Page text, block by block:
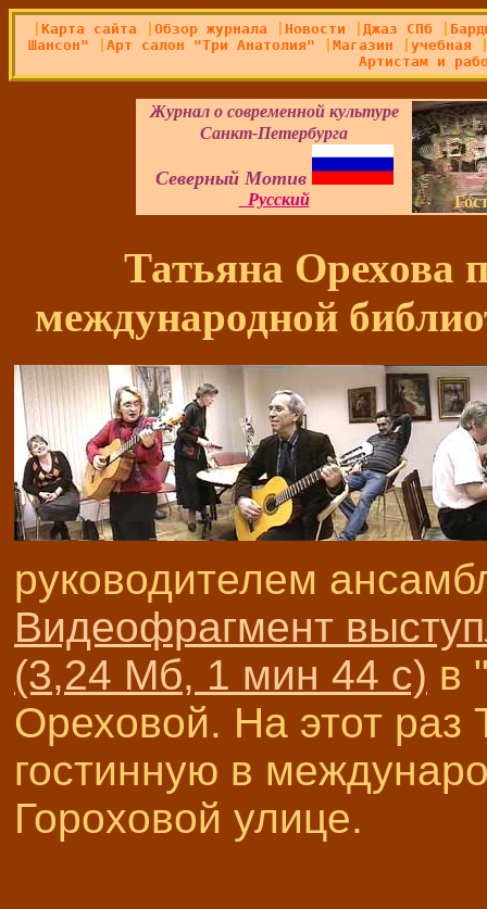
Карта сайта Обзор журнала Новости Джаз СПб
Шансон"
Арт салон "Три Анатолия" Магазин учебная
Артистам и
Журнал о современной культуре
Санкт-Петербурга
Северный Мотив
Русский
Татьяна Орехова
международной
руководителем
Видеофрагмент
(3,24 Мб, 1 мин 44 с) в
Ореховой. На этот раз
гостинную в
Гороховой улице.